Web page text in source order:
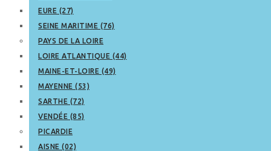
EURE (27)
SEINE MARITIME (76)
PAYS DE LA LOIRE
LOIRE ATLANTIQUE (44)
MAINE-ET-LOIRE (49)
MAYENNE (53)
SARTHE (72)
VENDÉE (85)
PICARDIE
AISNE (02)